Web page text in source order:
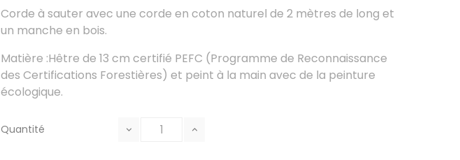
Corde à sauter avec une corde en coton naturel de 2 mètres de long et
un manche en bois.
Matière :Hêtre de 13 cm certifié PEFC (Programme de Reconnaissance
des Certifications Forestières) et peint à la main avec de la peinture
écologique.
Quantité